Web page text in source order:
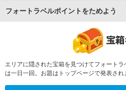
フォートラベルポイントをためよう
エリアに隠された宝箱を見つけてフォート
は一日一回。お題はトップページで発表され